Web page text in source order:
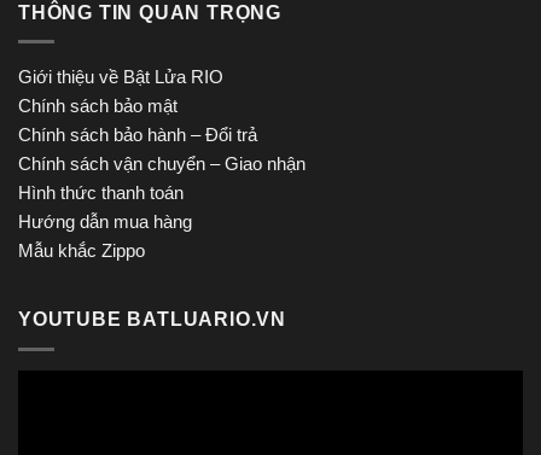
THÔNG TIN QUAN TRỌNG
Giới thiệu về Bật Lửa RIO
Chính sách bảo mật
Chính sách bảo hành – Đổi trả
Chính sách vận chuyển – Giao nhận
Hình thức thanh toán
Hướng dẫn mua hàng
Mẫu khắc Zippo
YOUTUBE BATLUARIO.VN